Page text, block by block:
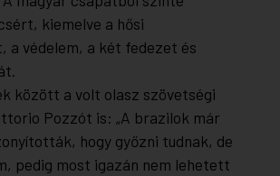
kiemelve a hősi
a védelem, a két fedezet és
között a volt olasz szövetségi
Pozzót is: „A brazilok már
hogy győzni tudnak, de
pedig most igazán nem lehetett